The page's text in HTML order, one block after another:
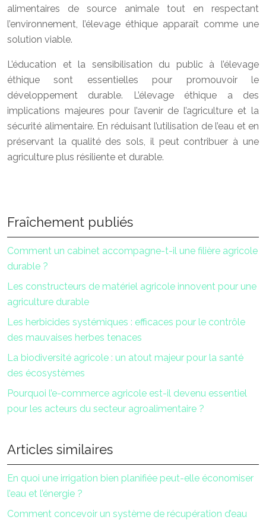
alimentaires de source animale tout en respectant
l’environnement, l’élevage éthique apparaît comme une
solution viable.
L’éducation et la sensibilisation du public à l’élevage
éthique sont essentielles pour promouvoir le
développement durable. L’élevage éthique a des
implications majeures pour l’avenir de l’agriculture et la
sécurité alimentaire. En réduisant l’utilisation de l’eau et en
préservant la qualité des sols, il peut contribuer à une
agriculture plus résiliente et durable.
Fraîchement publiés
Comment un cabinet accompagne-t-il une filière agricole
durable ?
Les constructeurs de matériel agricole innovent pour une
agriculture durable
Les herbicides systémiques : efficaces pour le contrôle
des mauvaises herbes tenaces
La biodiversité agricole : un atout majeur pour la santé
des écosystèmes
Pourquoi l’e-commerce agricole est-il devenu essentiel
pour les acteurs du secteur agroalimentaire ?
Articles similaires
En quoi une irrigation bien planifiée peut-elle économiser
l’eau et l’énergie ?
Comment concevoir un système de récupération d’eau